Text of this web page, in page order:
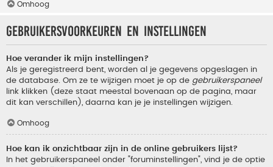
Omhoog
Gebruikersvoorkeuren en instellingen
Hoe verander ik mijn instellingen?
Als je geregistreerd bent, worden al je gegevens opgeslagen in
de database. Om ze te wijzigen moet je op de gebruikerspaneel
link klikken (deze staat meestal bovenaan op de pagina, maar
dit kan verschillen), daarna kan je je instellingen wijzigen.
Omhoog
Hoe kan ik onzichtbaar zijn in de online gebruikers lijst?
In het gebruikerspaneel onder "foruminstellingen", vind je de optie